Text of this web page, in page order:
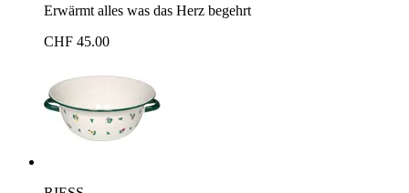
Erwärmt alles was das Herz begehrt
CHF 45.00